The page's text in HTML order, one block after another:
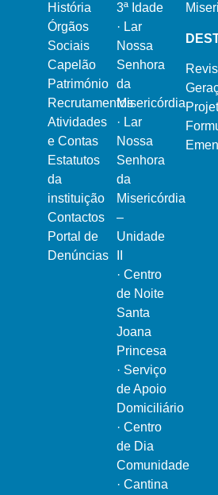
História
Órgãos
Sociais
Capelão
Património
Recrutamentos
Atividades
e Contas
Estatutos
da
instituição
Contactos
Portal de
Denúncias
3ª Idade
· Lar
Nossa
Senhora
da
Misericórdia
· Lar
Nossa
Senhora
da
Misericórdia
–
Unidade
· Centro
de Noite
Santa
Joana
Princesa
· Serviço
de Apoio
Domiciliário
· Centro
de Dia
Comunidade
· Cantina